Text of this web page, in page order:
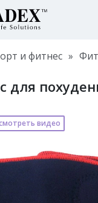
и фитнес »
для
видео